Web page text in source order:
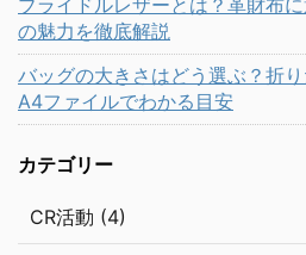
の魅力を徹底解説
バッグの大きさはどう選ぶ？折
A4ファイルでわかる目安
カテゴリー
CR活動 (4)